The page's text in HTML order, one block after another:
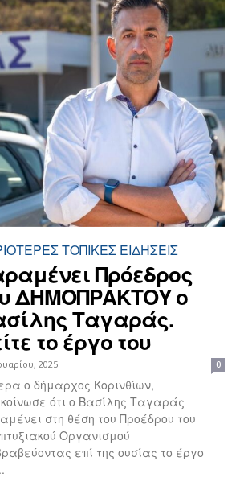
ΤΟΠΙΚΈΣ ΕΙΔΉΣΕΙΣ
Πρόεδρος
ΔΗΜΟΠΡΑΚΤΟΥ ο
Ταγαράς.
τo έργο του
2025 0
ο δήμαρχος Κορινθίων,
ότι ο Βασίλης Ταγαράς
στη θέση του Προέδρου του
Οργανισμού
επί της ουσίας το έργο